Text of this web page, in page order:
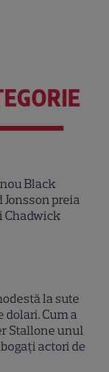
Black
Jonsson preia
Chadwick
la sute
dolari. Cum a
Stallone unul
actori de